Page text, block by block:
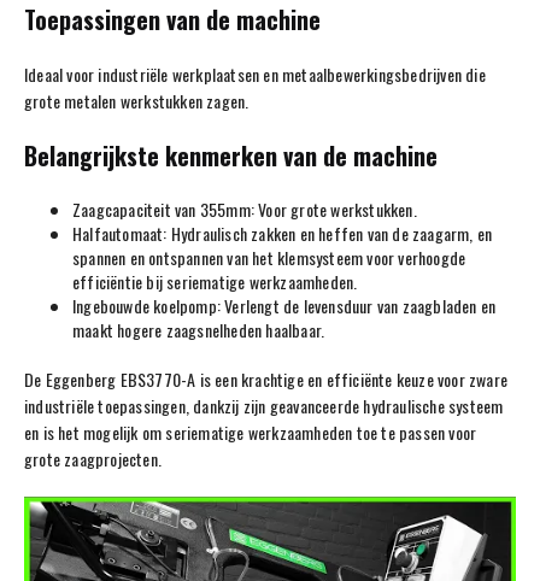
Toepassingen van de machine
Ideaal voor industriële werkplaatsen en metaalbewerkingsbedrijven die
grote metalen werkstukken zagen.
Belangrijkste kenmerken van de machine
Zaagcapaciteit van 355mm: Voor grote werkstukken.
Halfautomaat: Hydraulisch zakken en heffen van de zaagarm, en
spannen en ontspannen van het klemsysteem voor verhoogde
efficiëntie bij seriematige werkzaamheden.
Ingebouwde koelpomp: Verlengt de levensduur van zaagbladen en
maakt hogere zaagsnelheden haalbaar.
De Eggenberg EBS3770-A is een krachtige en efficiënte keuze voor zware
industriële toepassingen, dankzij zijn geavanceerde hydraulische systeem
en is het mogelijk om seriematige werkzaamheden toe te passen voor
grote zaagprojecten.